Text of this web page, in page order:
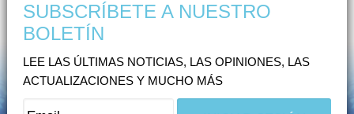
SUBSCRÍBETE A NUESTRO
BOLETÍN
LEE LAS ÚLTIMAS NOTICIAS, LAS OPINIONES, LAS
ACTUALIZACIONES Y MUCHO MÁS